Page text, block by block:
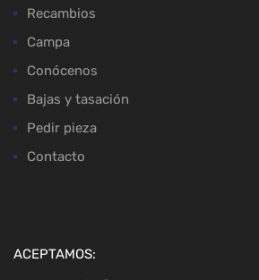
Recambios
Campa
Conócenos
Bajas y tasación
Pedir pieza
Contacto
ACEPTAMOS: